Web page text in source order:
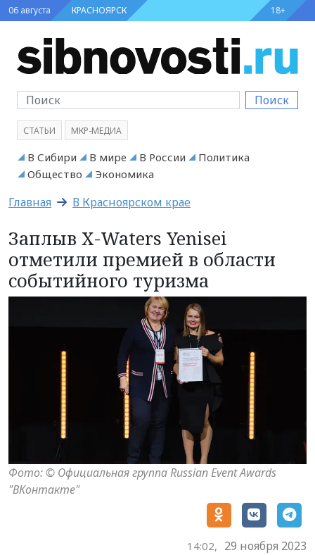
06 августа КРАСНОЯРСК 18+
Поиск
СТАТЬИ МКР-МЕДИА
В Сибири В мире В России
Политика
Общество
Экономика
Главная В Красноярском крае
Заплыв X-Waters Yenisei
отметили премией в области
событийного туризма
Фото: © Официальная группа Russian Event Awards
"ВКонтакте"
14:02, 29 ноября 2023